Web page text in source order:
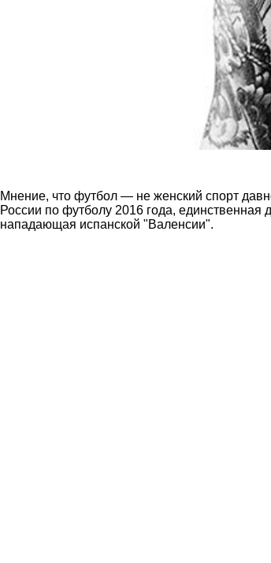
Мнение, что футбол — не женский спорт
России по футболу 2016 года,
нападающая испанской "Валенсии".